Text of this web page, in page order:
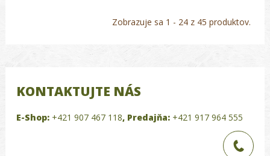
Zobrazuje sa 1 - 24 z 45 produktov.
KONTAKTUJTE NÁS
E-Shop: +421 907 467 118, Predajňa: +421 917 964 555